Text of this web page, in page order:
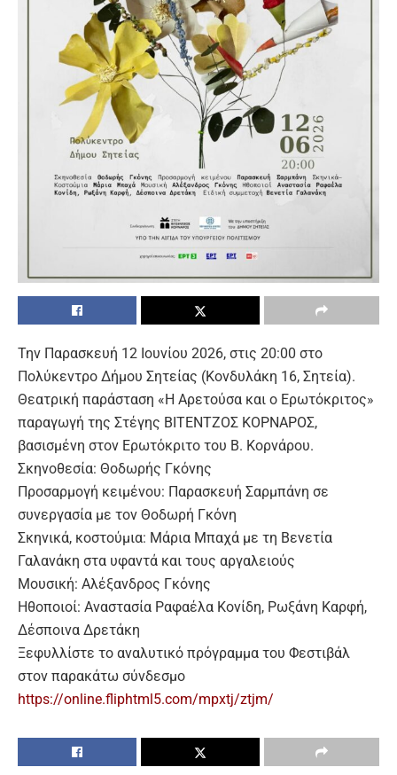
Την Παρασκευή 12 Ιουνίου 2026, στις 20:00 στο
Πολύκεντρο Δήμου Σητείας (Κονδυλάκη 16, Σητεία).
Θεατρική παράσταση «Η Αρετούσα και ο Ερωτόκριτος»
παραγωγή της Στέγης ΒΙΤΕΝΤΖΟΣ ΚΟΡΝΑΡΟΣ,
βασισμένη στον Ερωτόκριτο του Β. Κορνάρου.
Σκηνοθεσία: Θοδωρής Γκόνης
Προσαρμογή κειμένου: Παρασκευή Σαρμπάνη σε
συνεργασία με τον Θοδωρή Γκόνη
Σκηνικά, κοστούμια: Μάρια Μπαχά με τη Βενετία
Γαλανάκη στα υφαντά και τους αργαλειούς
Μουσική: Αλέξανδρος Γκόνης
Ηθοποιοί: Αναστασία Ραφαέλα Κονίδη, Ρωξάνη Καρφή,
Δέσποινα Δρετάκη
Ξεφυλλίστε το αναλυτικό πρόγραμμα του Φεστιβάλ
στον παρακάτω σύνδεσμο
https://online.fliphtml5.com/mpxtj/ztjm/